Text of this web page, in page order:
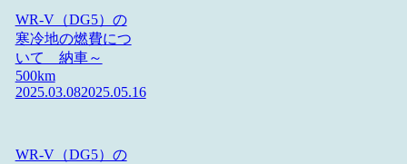
WR-V（DG5）の
寒冷地の燃費につ
いて 納車～
500km
2025.03.082025.05.16
WR-V（DG5）の